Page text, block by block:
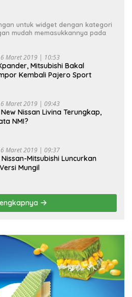
untuk widget dengan kategori
mudah memasukkannya pada
Maret 2019 | 10:53
Mitsubishi Bakal
Kembali Pajero Sport
Maret 2019 | 09:43
Nissan Livina Terungkap,
NMI?
Maret 2019 | 09:37
Nissan-Mitsubishi Luncurkan
Mungil